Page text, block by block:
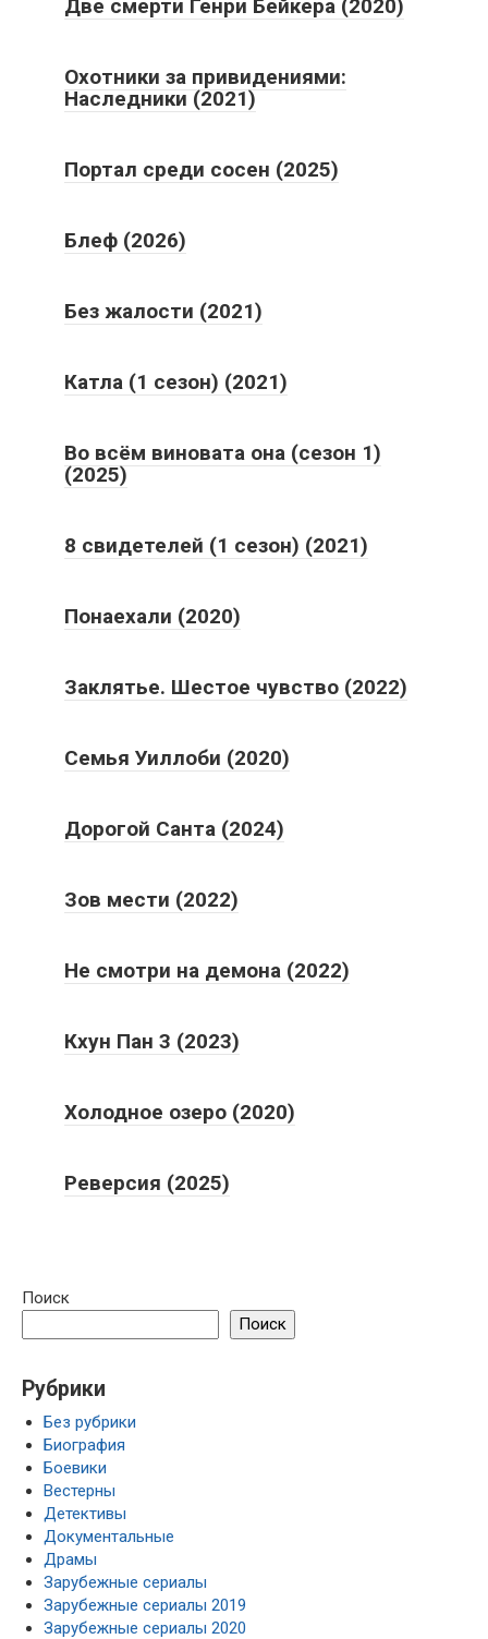
Две смерти Генри Бейкера (2020)
Охотники за привидениями:
Наследники (2021)
Портал среди сосен (2025)
Блеф (2026)
Без жалости (2021)
Катла (1 сезон) (2021)
Во всём виновата она (сезон 1)
(2025)
8 свидетелей (1 сезон) (2021)
Понаехали (2020)
Заклятье. Шестое чувство (2022)
Семья Уиллоби (2020)
Дорогой Санта (2024)
Зов мести (2022)
Не смотри на демона (2022)
Кхун Пан 3 (2023)
Холодное озеро (2020)
Реверсия (2025)
Поиск
Поиск
Рубрики
Без рубрики
Биография
Боевики
Вестерны
Детективы
Документальные
Драмы
Зарубежные сериалы
Зарубежные сериалы 2019
Зарубежные сериалы 2020